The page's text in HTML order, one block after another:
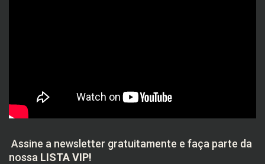
Assine a newsletter gratuitamente e faça parte da
nossa LISTA VIP!